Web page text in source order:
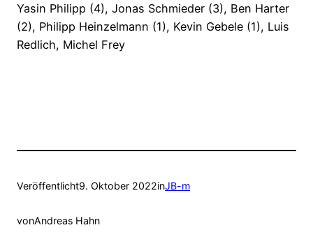
Yasin Philipp (4), Jonas Schmieder (3), Ben Harter
(2), Philipp Heinzelmann (1), Kevin Gebele (1), Luis
Redlich, Michel Frey
Veröffentlicht9. Oktober 2022inJB-m
vonAndreas Hahn